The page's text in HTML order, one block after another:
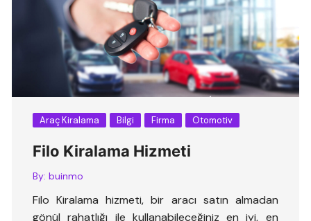
Araç Kiralama Bilgi Firma Otomotiv
Filo Kiralama Hizmeti
By: buinmo
Filo Kiralama hizmeti, bir aracı satın almadan
gönül rahatlığı ile kullanabileceğiniz en iyi, en